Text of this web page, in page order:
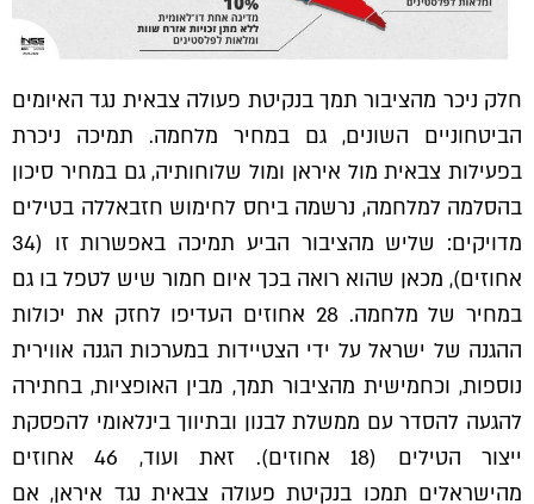
חלק ניכר מהציבור תמך בנקיטת פעולה צבאית נגד האיומים
הביטחוניים השונים, גם במחיר מלחמה. תמיכה ניכרת
בפעילות צבאית מול איראן ומול שלוחותיה, גם במחיר סיכון
בהסלמה למלחמה, נרשמה ביחס לחימוש חזבאללה בטילים
מדויקים: שליש מהציבור הביע תמיכה באפשרות זו (34
אחוזים), מכאן שהוא רואה בכך איום חמור שיש לטפל בו גם
במחיר של מלחמה. 28 אחוזים העדיפו לחזק את יכולות
ההגנה של ישראל על ידי הצטיידות במערכות הגנה אווירית
נוספות, וכחמישית מהציבור תמך, מבין האופציות, בחתירה
להגעה להסדר עם ממשלת לבנון ובתיווך בינלאומי להפסקת
ייצור הטילים (18 אחוזים). זאת ועוד, 46 אחוזים
מהישראלים תמכו בנקיטת פעולה צבאית נגד איראן, אם